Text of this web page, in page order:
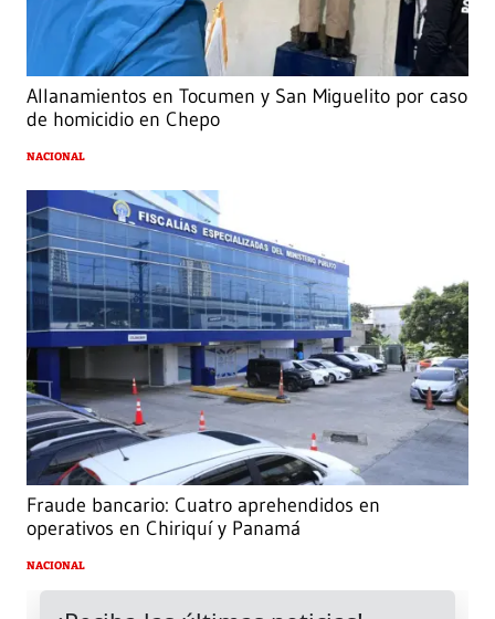
Allanamientos en Tocumen y San Miguelito por caso
de homicidio en Chepo
NACIONAL
Fraude bancario: Cuatro aprehendidos en
operativos en Chiriquí y Panamá
NACIONAL